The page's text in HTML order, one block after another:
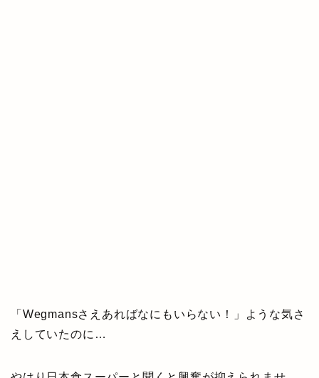
「Wegmansさえあればなにもいらない！」ような気さ
えしていたのに…